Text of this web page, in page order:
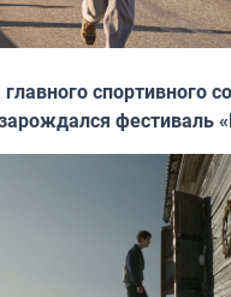
спортивного
фестиваль